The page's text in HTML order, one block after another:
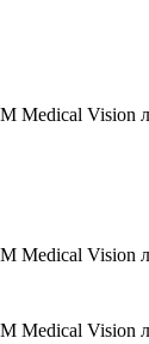
Medical Vision
Medical Vision
Vision